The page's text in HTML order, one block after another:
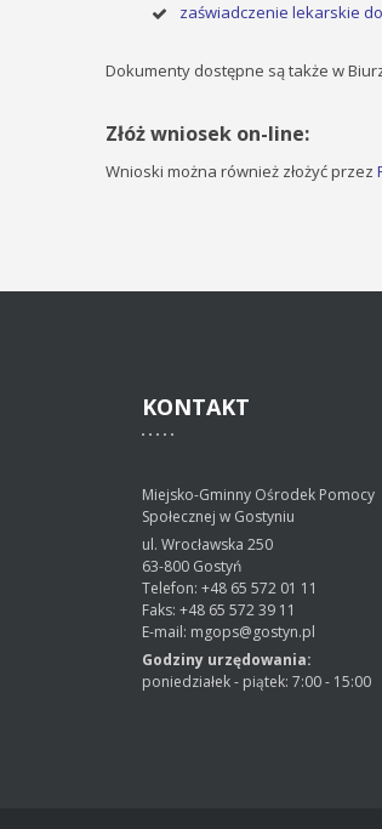
zaświadczenie lekarskie
Dokumenty dostępne są także w
Złóż wniosek on-line:
Wnioski można również złożyć przez
KONTAKT
Miejsko-Gminny Ośrodek Pomocy
Społecznej w Gostyniu
ul. Wrocławska 250
63-800 Gostyń
Telefon: +48 65 572 01 11
Faks: +48 65 572 39 11
E-mail: mgops@gostyn.pl
Godziny urzędowania:
poniedziałek - piątek: 7:00 - 15:00